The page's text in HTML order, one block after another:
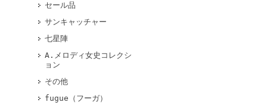
セール品
サンキャッチャー
七星陣
A.メロディ女史コレクシ
ョン
その他
fugue（フーガ）